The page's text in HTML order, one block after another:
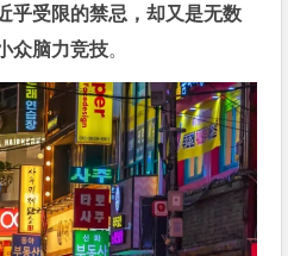
乎受限的禁忌，却又是无数
众脑力竞技。